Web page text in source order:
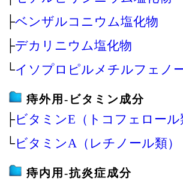
├ベンザルコニウム塩化物
├デカリニウム塩化物
└イソプロピルメチルフェノ
痔外用‐ビタミン成分
├ビタミンE（トコフェロール
└ビタミンA（レチノール類）
痔内用‐抗炎症成分